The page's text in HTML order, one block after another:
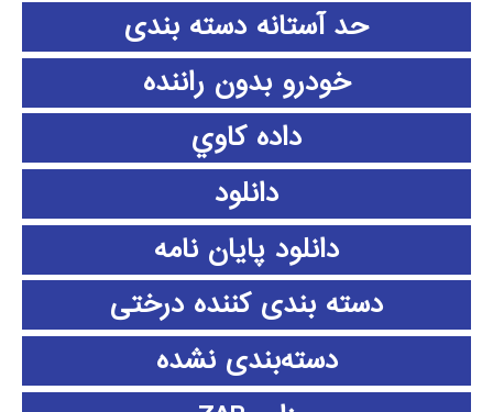
حد آستانه دسته بندی
خودرو بدون راننده
داده كاوي
دانلود
دانلود پايان نامه
دسته بندی کننده درختی
دسته‌بندی نشده